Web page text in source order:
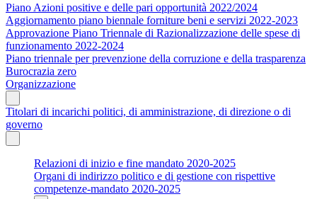
Piano Azioni positive e delle pari opportunità 2022/2024
Aggiornamento piano biennale forniture beni e servizi 2022-2023
Approvazione Piano Triennale di Razionalizzazione delle spese di
funzionamento 2022-2024
Piano triennale per prevenzione della corruzione e della trasparenza
Burocrazia zero
Organizzazione
Titolari di incarichi politici, di amministrazione, di direzione o di
governo
Relazioni di inizio e fine mandato 2020-2025
Organi di indirizzo politico e di gestione con rispettive
competenze-mandato 2020-2025